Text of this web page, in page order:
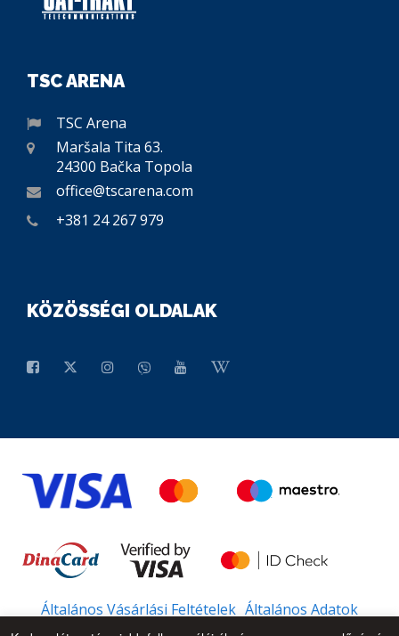
TSC ARENA
TSC Arena
Maršala Tita 63.
24300 Bačka Topola
office@tscarena.com
+381 24 267 979
KÖZÖSSÉGI OLDALAK
Általános Vásárlási Feltételek Általános Adatok